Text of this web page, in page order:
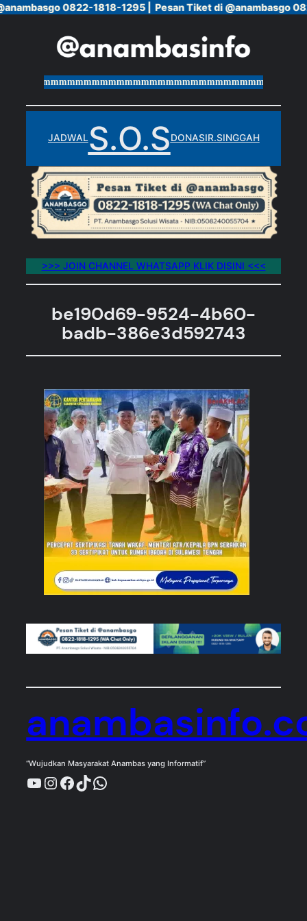
0822-1818-1295 | Pesan Tiket di @anambasgo
JADWALS.O.SDONASIR.SINGGAH
>>> JOIN CHANNEL WHATSAPP KLIK DISINI <<<
be190d69-9524-4b60-
badb-386e3d592743
“Wujudkan Masyarakat Anambas yang Informatif”
YouTube
Instagram
Facebook
TikTok
WhatsApp
0822-1818-1295 | Pesan Tiket di @anambasgo